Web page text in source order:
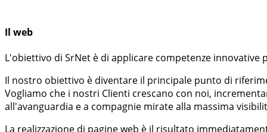
Il web
L'obiettivo di SrNet è di applicare competenze
Il nostro obiettivo è diventare il principale punto di
Vogliamo che i nostri Clienti crescano con noi,
all'avanguardia e a compagnie mirate alla massima
La realizzazione di pagine web è il risultato